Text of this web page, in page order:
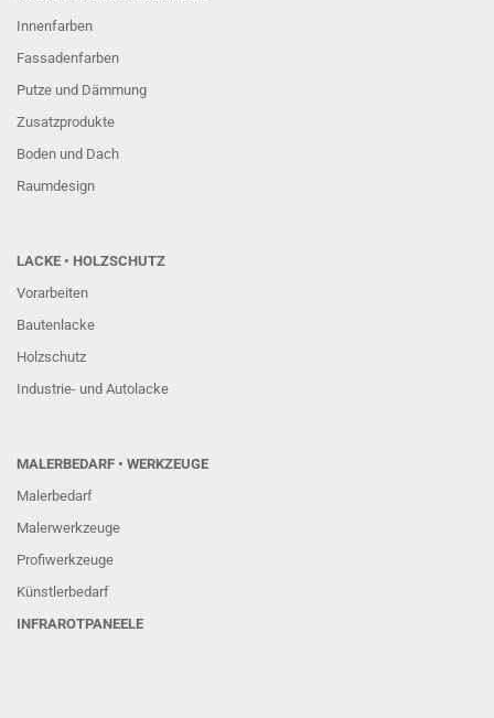
Innenfarben
Fassadenfarben
Putze und Dämmung
Zusatzprodukte
Boden und Dach
Raumdesign
LACKE • HOLZSCHUTZ
Vorarbeiten
Bautenlacke
Holzschutz
Industrie- und Autolacke
MALERBEDARF • WERKZEUGE
Malerbedarf
Malerwerkzeuge
Profiwerkzeuge
Künstlerbedarf
INFRAROTPANEELE